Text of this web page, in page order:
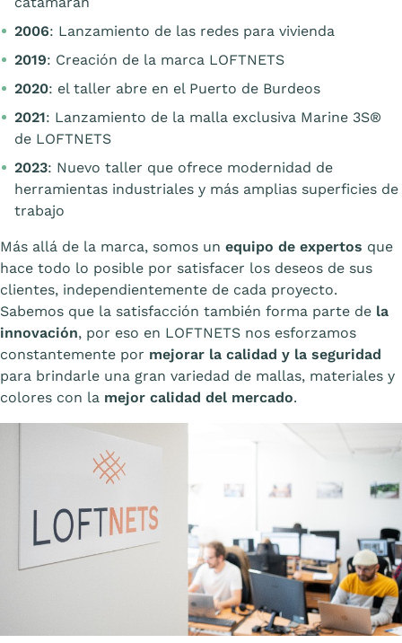
2006: Lanzamiento de las redes para vivienda
2019: Creación de la marca LOFTNETS
2020: el taller abre en el Puerto de Burdeos
2021: Lanzamiento de la malla exclusiva Marine 3S®
de LOFTNETS
2023: Nuevo taller que ofrece modernidad de
herramientas industriales y más amplias superficies de
trabajo
Más allá de la marca, somos un equipo de expertos que
hace todo lo posible por satisfacer los deseos de sus
clientes, independientemente de cada proyecto.
Sabemos que la satisfacción también forma parte de la
innovación, por eso en LOFTNETS nos esforzamos
constantemente por mejorar la calidad y la seguridad
para brindarle una gran variedad de mallas, materiales y
colores con la mejor calidad del mercado.